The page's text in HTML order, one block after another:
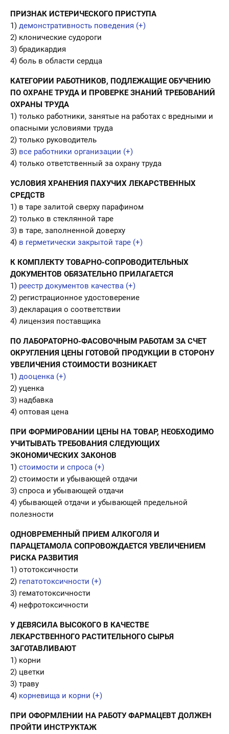
ПРИЗНАК ИСТЕРИЧЕСКОГО ПРИСТУПА
1) демонстративность поведения (+)
2) клонические судороги
3) брадикардия
4) боль в области сердца
КАТЕГОРИИ РАБОТНИКОВ, ПОДЛЕЖАЩИЕ ОБУЧЕНИЮ
ПО ОХРАНЕ ТРУДА И ПРОВЕРКЕ ЗНАНИЙ ТРЕБОВАНИЙ
ОХРАНЫ ТРУДА
1) только работники, занятые на работах с вредными и
опасными условиями труда
2) только руководитель
3) все работники организации (+)
4) только ответственный за охрану труда
УСЛОВИЯ ХРАНЕНИЯ ПАХУЧИХ ЛЕКАРСТВЕННЫХ
СРЕДСТВ
1) в таре залитой сверху парафином
2) только в стеклянной таре
3) в таре, заполненной доверху
4) в герметически закрытой таре (+)
К КОМПЛЕКТУ ТОВАРНО-СОПРОВОДИТЕЛЬНЫХ
ДОКУМЕНТОВ ОБЯЗАТЕЛЬНО ПРИЛАГАЕТСЯ
1) реестр документов качества (+)
2) регистрационное удостоверение
3) декларация о соответствии
4) лицензия поставщика
ПО ЛАБОРАТОРНО-ФАСОВОЧНЫМ РАБОТАМ ЗА СЧЕТ
ОКРУГЛЕНИЯ ЦЕНЫ ГОТОВОЙ ПРОДУКЦИИ В СТОРОНУ
УВЕЛИЧЕНИЯ СТОИМОСТИ ВОЗНИКАЕТ
1) дооценка (+)
2) уценка
3) надбавка
4) оптовая цена
ПРИ ФОРМИРОВАНИИ ЦЕНЫ НА ТОВАР, НЕОБХОДИМО
УЧИТЫВАТЬ ТРЕБОВАНИЯ СЛЕДУЮЩИХ
ЭКОНОМИЧЕСКИХ ЗАКОНОВ
1) стоимости и спроса (+)
2) стоимости и убывающей отдачи
3) спроса и убывающей отдачи
4) убывающей отдачи и убывающей предельной
полезности
ОДНОВРЕМЕННЫЙ ПРИЕМ АЛКОГОЛЯ И
ПАРАЦЕТАМОЛА СОПРОВОЖДАЕТСЯ УВЕЛИЧЕНИЕМ
РИСКА РАЗВИТИЯ
1) ототоксичности
2) гепатотоксичности (+)
3) гематотоксичности
4) нефротоксичности
У ДЕВЯСИЛА ВЫСОКОГО В КАЧЕСТВЕ
ЛЕКАРСТВЕННОГО РАСТИТЕЛЬНОГО СЫРЬЯ
ЗАГОТАВЛИВАЮТ
1) корни
2) цветки
3) траву
4) корневища и корни (+)
ПРИ ОФОРМЛЕНИИ НА РАБОТУ ФАРМАЦЕВТ ДОЛЖЕН
ПРОЙТИ ИНСТРУКТАЖ